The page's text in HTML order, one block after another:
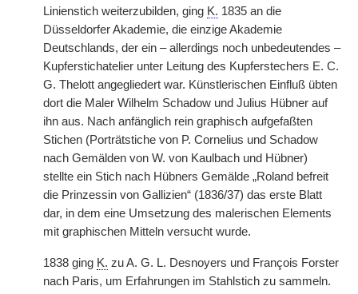
Linienstich weiterzubilden, ging K. 1835 an die
Düsseldorfer Akademie, die einzige Akademie
Deutschlands, der ein – allerdings noch unbedeutendes –
Kupferstichatelier unter Leitung des Kupferstechers E. C.
G. Thelott angegliedert war. Künstlerischen Einfluß übten
dort die Maler Wilhelm Schadow und Julius Hübner auf
ihn aus. Nach anfänglich rein graphisch aufgefaßten
Stichen (Porträtstiche von P. Cornelius und Schadow
nach Gemälden von W. von Kaulbach und Hübner)
stellte ein Stich nach Hübners Gemälde „Roland befreit
die Prinzessin von Gallizien“ (1836/37) das erste Blatt
dar, in dem eine Umsetzung des malerischen Elements
mit graphischen Mitteln versucht wurde.
1838 ging K. zu A. G. L. Desnoyers und François Forster
nach Paris, um Erfahrungen im Stahlstich zu sammeln.